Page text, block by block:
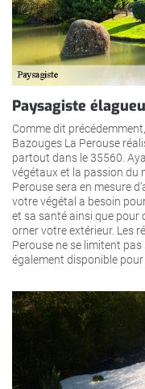
Paysagiste
Comme dit
Bazouges La Perouse
partout dans le 35560.
végétaux et la passion du
Perouse sera en mesure
votre végétal a besoin
et sa santé ainsi que
orner votre extérieur. Les
Perouse ne se limitent
également disponible